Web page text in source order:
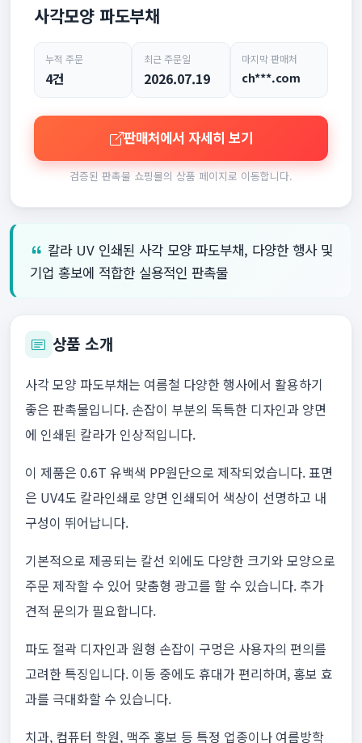
사각모양 파도부채
누적 주문
4건
최근 주문일
2026.07.19
마지막 판매처
ch***.com
판매처에서 자세히 보기
검증된 판촉물 쇼핑몰의 상품 페이지로 이동합니다.
칼라 UV 인쇄된 사각 모양 파도부채, 다양한 행사 및
기업 홍보에 적합한 실용적인 판촉물
상품 소개
사각 모양 파도부채는 여름철 다양한 행사에서 활용하기
좋은 판촉물입니다. 손잡이 부분의 독특한 디자인과 양면
에 인쇄된 칼라가 인상적입니다.
이 제품은 0.6T 유백색 PP원단으로 제작되었습니다. 표면
은 UV4도 칼라인쇄로 양면 인쇄되어 색상이 선명하고 내
구성이 뛰어납니다.
기본적으로 제공되는 칼선 외에도 다양한 크기와 모양으로
주문 제작할 수 있어 맞춤형 광고를 할 수 있습니다. 추가
견적 문의가 필요합니다.
파도 절곽 디자인과 원형 손잡이 구멍은 사용자의 편의를
고려한 특징입니다. 이동 중에도 휴대가 편리하며, 홍보 효
과를 극대화할 수 있습니다.
치과, 컴퓨터 학원, 맥주 홍보 등 특정 업종이나 여름방학